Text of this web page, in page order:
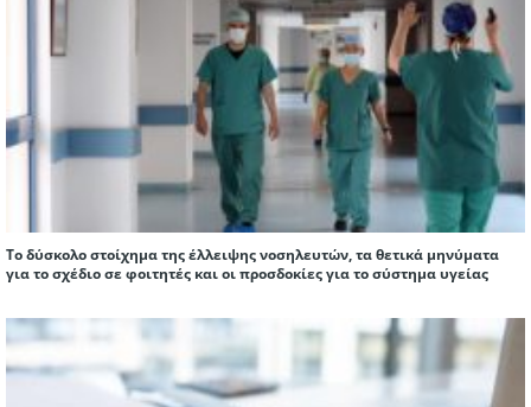
Το δύσκολο στοίχημα της έλλειψης νοσηλευτών, τα θετικά μηνύματα
για το σχέδιο σε φοιτητές και οι προσδοκίες για το σύστημα υγείας